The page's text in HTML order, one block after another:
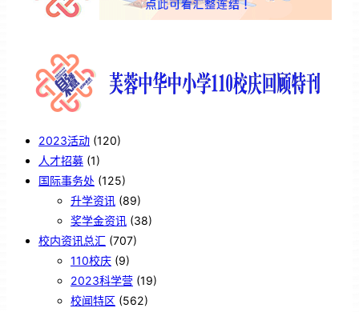
2023活动 (120)
人才招募 (1)
国际事务处 (125)
升学资讯 (89)
奖学金资讯 (38)
校内资讯总汇 (707)
110校庆 (9)
2023科学营 (19)
校闻特区 (562)